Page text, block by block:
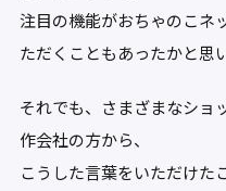
注目の機能がおちゃのこネ
ただくこともあったかと思
それでも、さまざまなショ
作会社の方から、
こうした言葉をいただけた